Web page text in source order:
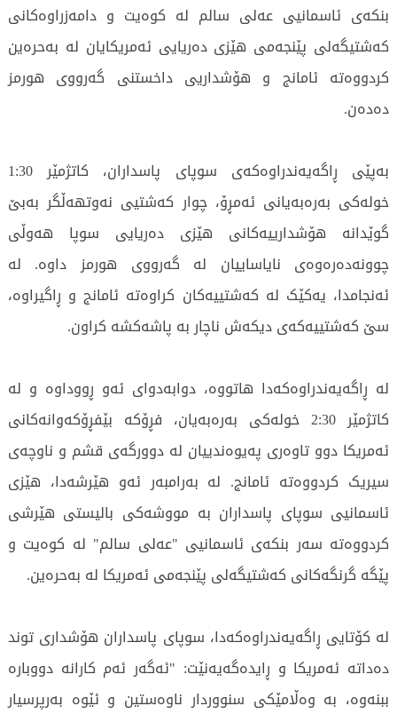
بنکەی ئاسمانیی عەلی سالم لە کوەیت و دامەزراوەکانی
کەشتیگەلی پێنجەمی هێزی دەریایی ئەمریکایان لە بەحرەین
کردووەتە ئامانج و هۆشداریی داخستنی گەرووی هورمز
دەدەن.
بەپێی ڕاگەیەندراوەکەی سوپای پاسداران، کاتژمێر 1:30
خولەکی بەرەبەیانی ئەمڕۆ، چوار کەشتیی نەوتهەڵگر بەبێ
گوێدانە هۆشدارییەکانی هێزی دەریایی سوپا هەوڵی
چوونەدەرەوەی نایاساییان لە گەرووی هورمز داوە. لە
ئەنجامدا، یەکێک لە کەشتییەکان کراوەتە ئامانج و ڕاگیراوە،
سێ کەشتییەکەی دیکەش ناچار بە پاشەکشە کراون.
لە ڕاگەیەندراوەکەدا هاتووە، دوابەدوای ئەو ڕووداوە و لە
کاتژمێر 2:30 خولەکی بەرەبەیان، فڕۆکە بێفڕۆکەوانەکانی
ئەمریکا دوو تاوەری پەیوەندییان لە دوورگەی قشم و ناوچەی
سیریک کردووەتە ئامانج. لە بەرامبەر ئەو هێرشەدا، هێزی
ئاسمانیی سوپای پاسداران بە مووشەکی بالیستی هێرشی
کردووەتە سەر بنکەی ئاسمانیی "عەلی سالم" لە کوەیت و
پێگە گرنگەکانی کەشتیگەلی پێنجەمی ئەمریکا لە بەحرەین.
لە کۆتایی ڕاگەیەندراوەکەدا، سوپای پاسداران هۆشداری توند
دەداتە ئەمریکا و ڕایدەگەیەنێت: "ئەگەر ئەم کارانە دووبارە
ببنەوە، بە وەڵامێکی سنووردار ناوەستین و ئێوە بەرپرسیار